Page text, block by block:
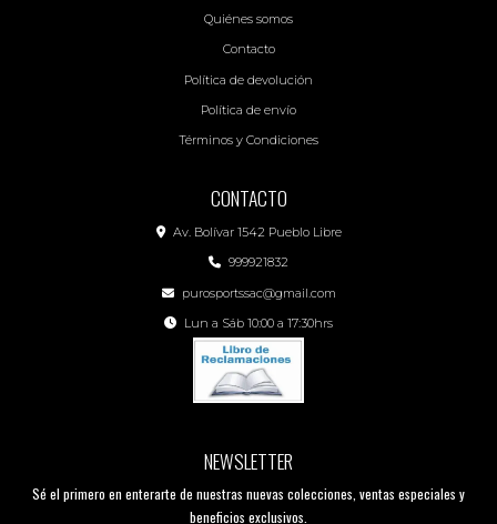
Quiénes somos
Contacto
Política de devolución
Política de envío
Términos y Condiciones
CONTACTO
Av. Bolívar 1542 Pueblo Libre
999921832
purosportssac@gmail.com
Lun a Sáb 10:00 a 17:30hrs
NEWSLETTER
Sé el primero en enterarte de nuestras nuevas colecciones, ventas especiales y
beneficios exclusivos.